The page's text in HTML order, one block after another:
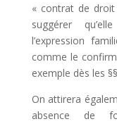
« contrat de
suggérer
l’expression
comme le
exemple dès les
On attirera
absence de